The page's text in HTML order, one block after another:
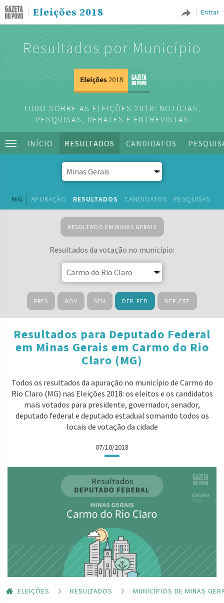
Entrar
Eleições 2018
Resultados por Município
TUDO SOBRE AS ELEIÇÕES 2018: NOTÍCIAS,
PESQUISAS, DEBATES E ENTREVISTAS
INÍCIO RESULTADOS CANDIDATOS
MG APURAÇÃO RESULTADOS CANDIDATOS PESQUISAS
RESULTADO EM MINAS GERAIS
Resultados da votação no município:
PRES GOV SEN DEP. FED DEP. EST
Resultados para Deputado Federal
em Minas Gerais em Carmo do Rio
Claro (MG)
Todos os resultados da apuração no município de Carmo do
Rio Claro (MG) nas Eleições 2018: os eleitos e os candidatos
mais votados para presidente, governador, senador,
deputado federal e deputado estadual somando todos os
locais de votação da cidade
07/10/2018
ELEIÇÕES RESULTADOS
MUNICÍPIOS DE MINAS